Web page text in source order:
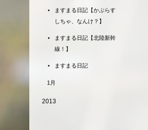
ますまる日記【かぶらす
しちゃ、なんけ？】
ますまる日記【北陸新幹
線！】
ますまる日記
1月
2013